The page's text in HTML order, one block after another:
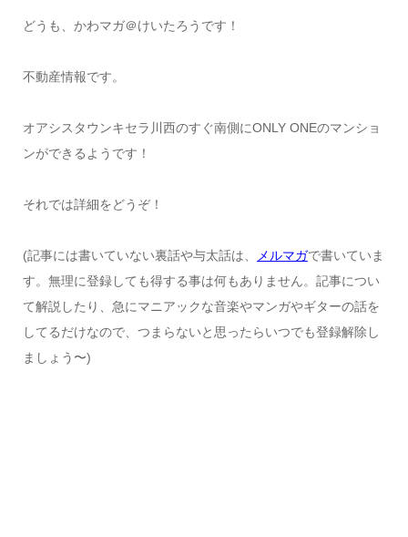
どうも、かわマガ＠けいたろうです！
不動産情報です。
オアシスタウンキセラ川西のすぐ南側にONLY ONEのマンショ
ンができるようです！
それでは詳細をどうぞ！
(記事には書いていない裏話や与太話は、 メルマガで書いていま
す。無理に登録しても得する事は何もありません。記事につい
て解説したり、急にマニアックな音楽やマンガやギターの話を
してるだけなので、つまらないと思ったらいつでも登録解除し
ましょう〜)